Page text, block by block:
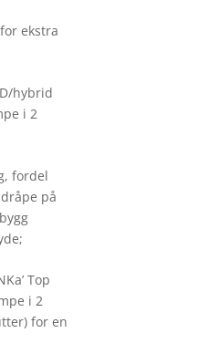
ekstra
hybrid
i 2
fordel
på
Top
i 2
for en